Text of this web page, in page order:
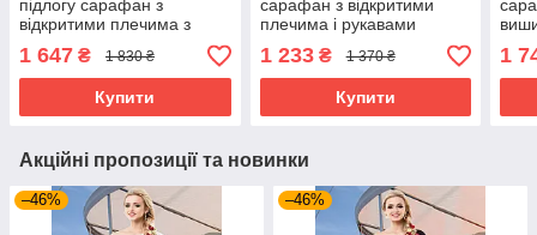
підлогу сарафан з
відкритими плечима з
батисту з мереживом 42-
52 розміри
1 647 ₴ 1 830 ₴
Купити
сарафан з відкритими
плечима і рукавами
1 233₴ 1 370 ₴
Купити
1
Акційні пропозиції та новинки
–46% –46%